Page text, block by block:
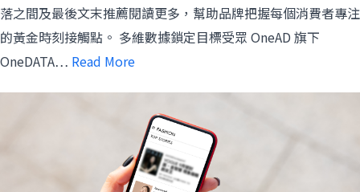
落之間及最後文末推薦閱讀更多，幫助品牌把握每個消費者專注
的黃金時刻接觸點。 多維數據鎖定目標受眾 OneAD 旗下
OneDATA… Read More